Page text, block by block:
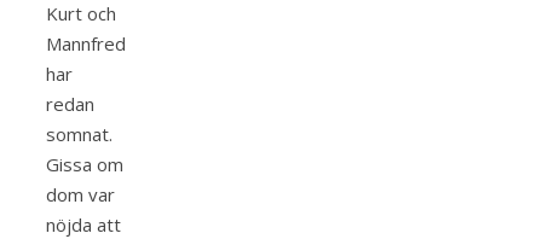
Kurt och
Mannfred
har
redan
somnat.
Gissa om
dom var
nöjda att